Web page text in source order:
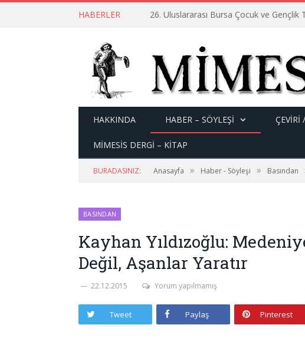
HABERLER 26. Uluslararası Bursa Çocuk ve Gençlik
HAKKINDA HABER – SÖYLEŞI ÇEVİRİ
MİMESİS DERGİ – KİTAP
BURADASINIZ: Anasayfa » Haber - Söyleşi » Basından
BASINDAN
Kayhan Yıldızoğlu:
Değil, Aşanlar Yaratır
22.12.2015 Yorum yapılmamış
Tweet Paylaş Pinterest